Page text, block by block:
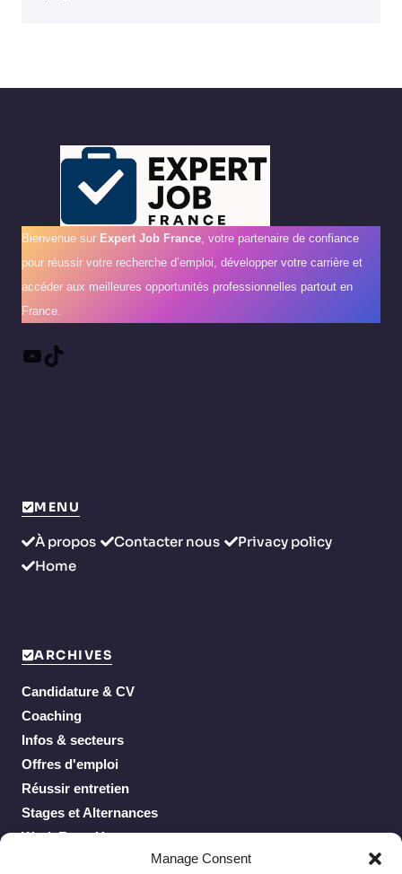
Manage Consent
Bienvenue sur Expert Job France , votre partenaire de confiance
pour réussir votre recherche d’emploi, développer votre carrière et
accéder aux meilleures opportunités professionnelles partout en
France.
YouTube
TikTok
MENU
À propos Contacter nous
Privacy policy
Home
ARCHIVES
Candidature & CV
Coaching
Infos & secteurs
Offres d'emploi
Réussir entretien
Stages et Alternances
Work From Home